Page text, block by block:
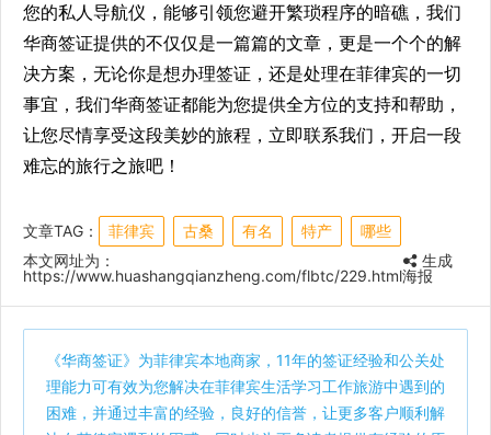
您的私人导航仪，能够引领您避开繁琐程序的暗礁，我们
华商签证提供的不仅仅是一篇篇的文章，更是一个个的解
决方案，无论你是想办理签证，还是处理在菲律宾的一切
事宜，我们华商签证都能为您提供全方位的支持和帮助，
让您尽情享受这段美妙的旅程，立即联系我们，开启一段
难忘的旅行之旅吧！
文章TAG： 菲律宾 古桑 有名 特产
哪些
本文网址为：
https://www.huashangqianzheng.com/flbtc/229.html
生成
海报
《华商签证》为菲律宾本地商家，11年的签证经验和公关处
理能力可有效为您解决在菲律宾生活学习工作旅游中遇到的
困难，并通过丰富的经验，良好的信誉，让更多客户顺利解